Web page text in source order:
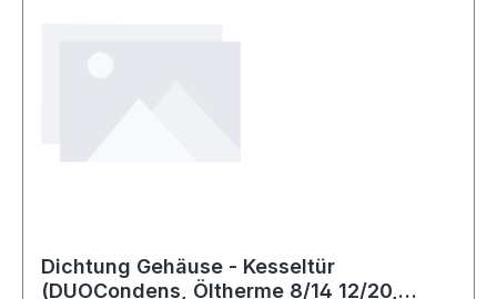
Dichtung Gehäuse - Kesseltür
(DUOCondens, Öltherme 8/14 12/20,